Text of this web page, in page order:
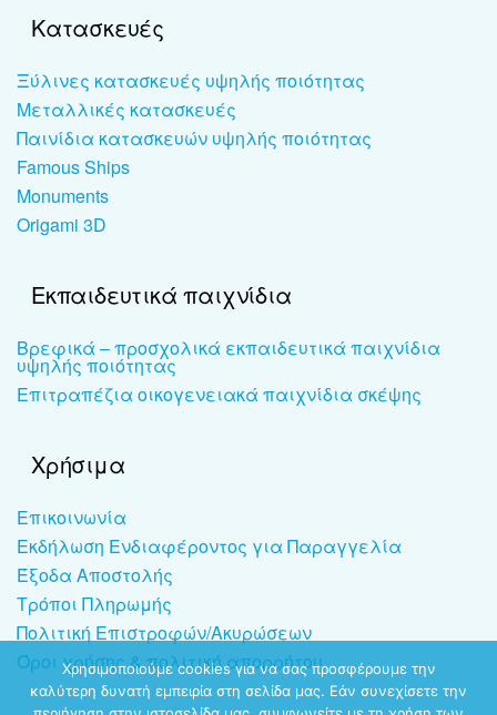
Κατασκευές
Ξύλινες κατασκευές υψηλής ποιότητας
Μεταλλικές κατασκευές
Παινίδια κατασκευών υψηλής ποιότητας
Famous Ships
Monuments
Origami 3D
Εκπαιδευτικά παιχνίδια
Βρεφικά – προσχολικά εκπαιδευτικά παιχνίδια
υψηλής ποιότητας
Επιτραπέζια οικογενειακά παιχνίδια σκέψης
Χρήσιμα
Επικοινωνία
Εκδήλωση Ενδιαφέροντος για Παραγγελία
Έξοδα Αποστολής
Τρόποι Πληρωμής
Πολιτική Επιστροφών/Ακυρώσεων
Όροι χρήσης & πολιτική απορρήτου
Χρησιμοποιούμε cookies για να σας προσφέρουμε την
καλύτερη δυνατή εμπειρία στη σελίδα μας. Εάν συνεχίσετε την